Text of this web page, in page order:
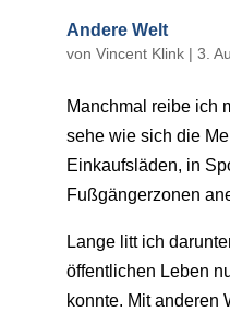
Andere Welt
von Vincent Klink| 3.
Manchmal reibe ich
sehe wie sich die
Einkaufsläden, in
Fußgängerzonen
Lange litt ich
öffentlichen Leben
konnte. Mit anderen